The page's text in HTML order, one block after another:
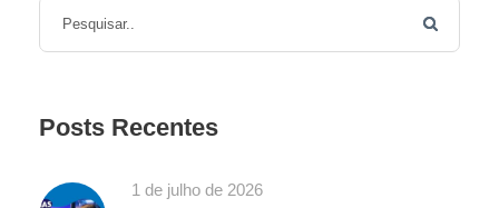
Posts Recentes
1 de julho de 2026